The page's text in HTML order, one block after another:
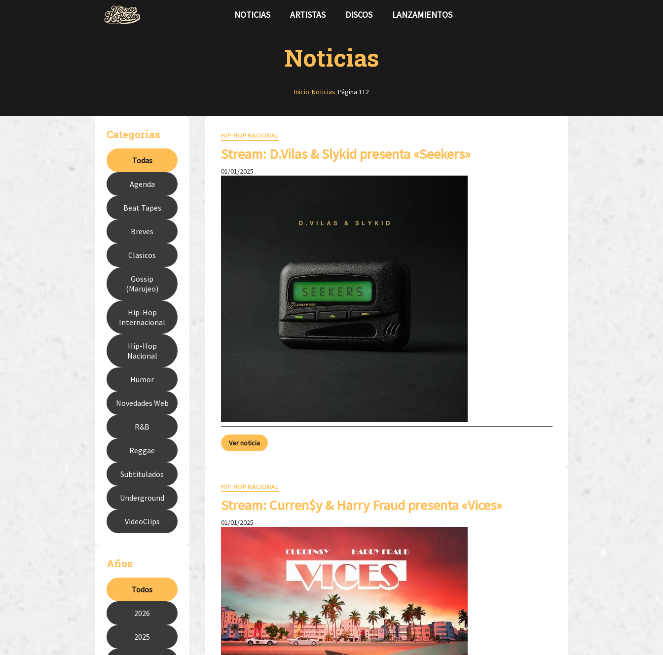
NOTICIAS ARTISTAS DISCOS LANZAMIENTOS
Noticias
Inicio/Noticias/Página 112
Categorías
Todas
Agenda
Beat Tapes
Breves
Clasicos
Gossip
(Marujeo)
Hip-Hop
Internacional
Hip-Hop
Nacional
Humor
Novedades Web
R&B
Reggae
Subtitulados
Underground
VideoClips
Años
Todos
2026
2025
HIP-HOP NACIONAL
Stream: D.Vilas & Slykid presenta «Seekers»
01/01/2025
Ver noticia
HIP-HOP NACIONAL
Stream: Curren$y & Harry Fraud presenta «Vices»
01/01/2025